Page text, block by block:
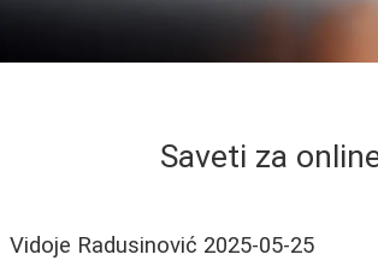
Saveti za
Vidoje Radusinović 2025-05-25